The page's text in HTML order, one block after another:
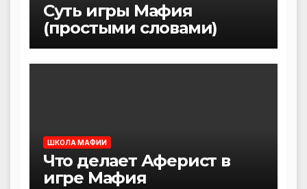
Суть игры Мафия
(простыми словами)
ШКОЛА МАФИИ
Что делает Аферист в
игре Мафия